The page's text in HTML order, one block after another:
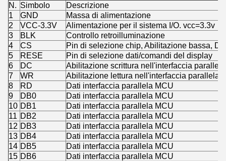
N. Simbolo
Descrizione
1
GND
Massa di alimentazione
2
VCC-3.3V
Alimentazione per il sistema I/O. vcc=3.3v
3
BLK
Controllo retroilluminazione
4
CS
Pin di selezione chip, Abilitazione bassa,
5
RESE
Pin di selezione dati/comandi del display
6
DC
Abilitazione scrittura nell'interfaccia
7
WR
Abilitazione lettura nell'interfaccia parallela
8
RD
Dati interfaccia parallela MCU
9
DB0
Dati interfaccia parallela MCU
10 DB1
Dati interfaccia parallela MCU
11 DB2
Dati interfaccia parallela MCU
12 DB3
Dati interfaccia parallela MCU
13 DB4
Dati interfaccia parallela MCU
14 DB5
Dati interfaccia parallela MCU
15 DB6
Dati interfaccia parallela MCU